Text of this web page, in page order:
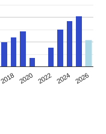
2018 2020 2022 2024 2026